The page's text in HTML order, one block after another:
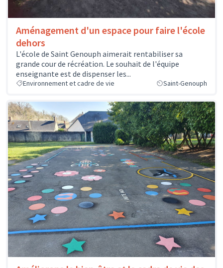
Aménagement d'un espace pour faire l'école
dehors
L'école de Saint Genouph aimerait rentabiliser sa
grande cour de récréation. Le souhait de l'équipe
enseignante est de dispenser les...
Environnement et cadre de vie Saint-Genouph